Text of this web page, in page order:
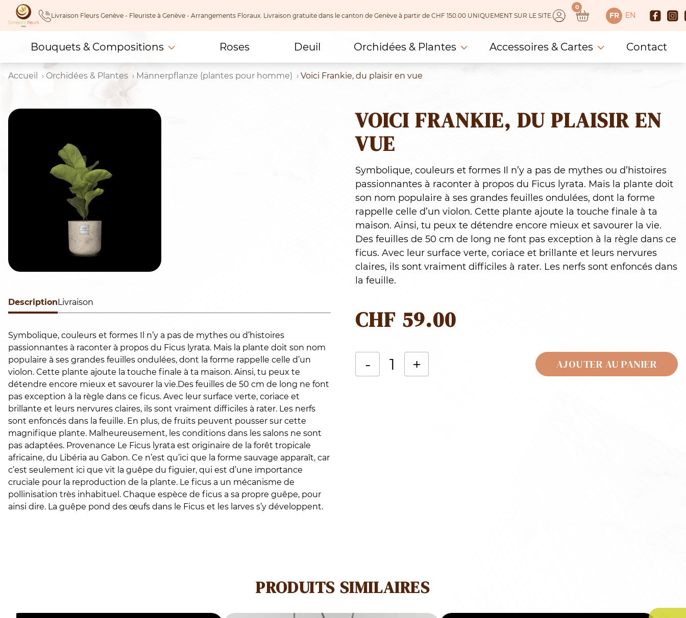
Skip
content
Livraison Fleurs Genève - Fleuriste à Genève - Arrangements Floraux. Livraison gratuite dans le canton de Genève à partir de CHF 150.00 UNIQUEMENT SUR LE SITE.
0
FR EN
Bouquets & Compositions Roses Deuil Orchidées & Plantes Accessoires & Cartes Contact
Accueil Orchidées & Plantes Männerpflanze (plantes pour homme) Voici Frankie, du plaisir en vue
DescriptionLivraison
Symbolique, couleurs et formes Il n’y a pas de mythes ou d’histoires
passionnantes à raconter à propos du Ficus lyrata. Mais la plante doit son nom
populaire à ses grandes feuilles ondulées, dont la forme rappelle celle d’un
violon. Cette plante ajoute la touche finale à ta maison. Ainsi, tu peux te
détendre encore mieux et savourer la vie.​Des feuilles de 50 cm de long ne font
pas exception à la règle dans ce ficus. Avec leur surface verte, coriace et
brillante et leurs nervures claires, ils sont vraiment difficiles à rater. Les nerfs
sont enfoncés dans la feuille. En plus, de fruits peuvent pousser sur cette
magnifique plante. Malheureusement, les conditions dans les salons ne sont
pas adaptées. Provenance Le Ficus lyrata est originaire de la forêt tropicale
africaine, du Libéria au Gabon. Ce n’est qu’ici que la forme sauvage apparaît, car
c’est seulement ici que vit la guêpe du figuier, qui est d’une importance
cruciale pour la reproduction de la plante. Le ficus a un mécanisme de
pollinisation très inhabituel. Chaque espèce de ficus a sa propre guêpe, pour
ainsi dire. La guêpe pond des œufs dans le Ficus et les larves s’y développent.
VOICI FRANKIE, DU PLAISIR EN
VUE
Symbolique, couleurs et formes Il n’y a pas de mythes ou d’histoires
passionnantes à raconter à propos du Ficus lyrata. Mais la plante doit
son nom populaire à ses grandes feuilles ondulées, dont la forme
rappelle celle d’un violon. Cette plante ajoute la touche finale à ta
maison. Ainsi, tu peux te détendre encore mieux et savourer la vie.​
Des feuilles de 50 cm de long ne font pas exception à la règle dans ce
ficus. Avec leur surface verte, coriace et brillante et leurs nervures
claires, ils sont vraiment difficiles à rater. Les nerfs sont enfoncés dans
la feuille.
CHF 59.00
- + AJOUTER AU PANIER
PRODUITS SIMILAIRES